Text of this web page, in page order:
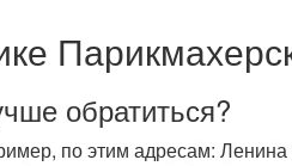
обратиться?
по этим адресам: